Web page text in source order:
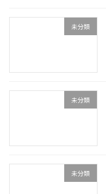
未分類
未分類
未分類